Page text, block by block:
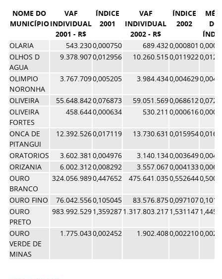
NOME DO
MUNICÍPIO
VAF
INDIVIDUAL
2001 - R$
ÍNDICE
2001
VAF
INDIVIDUAL
2002 - R$
ÍNDICE
2002
OLARIA
543.2300,000750 689.4320,000801
OLHOS D
AGUA
9.378.9070,012956 10.260.5150,011922
OLIMPIO
NORONHA
3.767.7090,005205 3.984.4340,004629
OLIVEIRA 55.648.8420,076873 59.051.5690,068612
OLIVEIRA
FORTES
458.6440,000634 530.211 0,000616
ONCA DE
PITANGUI
12.392.5260,017119 13.730.631 0,015954
ORATORIOS 3.602.381 0,004976 3.140.1340,003649
ORIZANIA
6.002.3120,008292 3.557.0670,004133
OURO
BRANCO
324.056.9890,447652 475.641.0350,552644
OURO FINO 76.042.5560,105045 83.576.8750,097107
OURO
PRETO
983.992.5291,3592871.317.803.2171,531147
OURO
VERDE DE
MINAS
1.775.0430,002452 1.902.4080,002210